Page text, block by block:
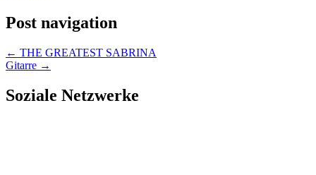
Post navigation
← THE GREATEST SABRINA
Gitarre →
Soziale Netzwerke